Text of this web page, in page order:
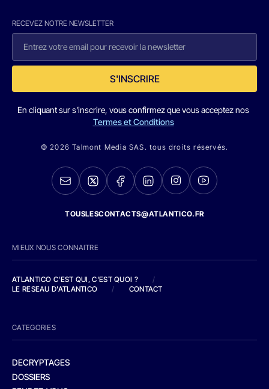
RECEVEZ NOTRE NEWSLETTER
S'INSCRIRE
En cliquant sur s'inscrire, vous confirmez que vous acceptez nos
Termes et Conditions
© 2026 Talmont Media SAS. tous droits réservés.
TOUSLESCONTACTS@ATLANTICO.FR
MIEUX NOUS CONNAITRE
ATLANTICO C'EST QUI, C'EST QUOI ?
/
LE RESEAU D'ATLANTICO
/ CONTACT
CATEGORIES
DECRYPTAGES
DOSSIERS